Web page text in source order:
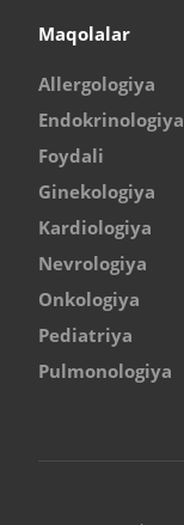
Maqolalar
Allergologiya
Endokrinologiya
Foydali
Ginekologiya
Kardiologiya
Nevrologiya
Onkologiya
Pediatriya
Pulmonologiya